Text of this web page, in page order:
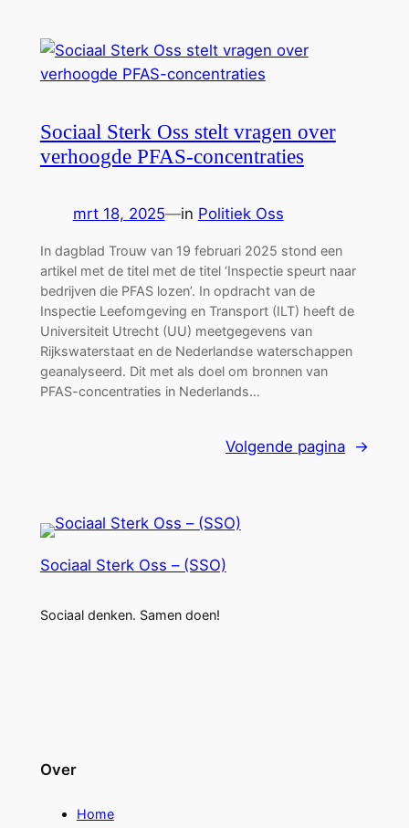
Sociaal Sterk Oss stelt vragen over
verhoogde PFAS-concentraties
mrt 18, 2025—in Politiek Oss
In dagblad Trouw van 19 februari 2025 stond een
artikel met de titel met de titel ‘Inspectie speurt naar
bedrijven die PFAS lozen’. In opdracht van de
Inspectie Leefomgeving en Transport (ILT) heeft de
Universiteit Utrecht (UU) meetgegevens van
Rijkswaterstaat en de Nederlandse waterschappen
geanalyseerd. Dit met als doel om bronnen van
PFAS-concentraties in Nederlands…
Volgende pagina →
Sociaal Sterk Oss – (SSO)
Sociaal denken. Samen doen!
Over
Home